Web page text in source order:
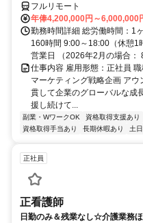
フルリモート
年俸4,200,000円～6,000,000
勤務時間詳細 総労働時間：1
160時間 9:00～18:00（休憩1
営業日 （2026年2月の場合：
仕事内容 雇用形態：正社員
マーケティング戦略企画 ア
貫して企業のグローバルな成
援し続けて...
副業・WワークOK 資格取得支援あり
資格取得手当あり
長期休暇あり 土
正社員
正看護師
日勤のみ＆残業なし☆介護業務